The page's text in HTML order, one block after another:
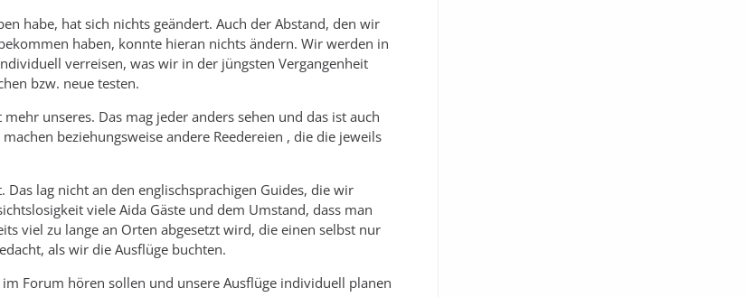
habe, hat sich nichts geändert. Auch der Abstand, den wir
haben, konnte hieran nichts ändern. Wir werden in
verreisen, was wir in der jüngsten Vergangenheit
bzw. neue testen.
unseres. Das mag jeder anders sehen und das ist auch
beziehungsweise andere Reedereien , die die jeweils
lag nicht an den englischsprachigen Guides, die wir
viele Aida Gäste und dem Umstand, dass man
viel zu lange an Orten abgesetzt wird, die einen selbst nur
als wir die Ausflüge buchten.
Forum hören sollen und unsere Ausflüge individuell planen